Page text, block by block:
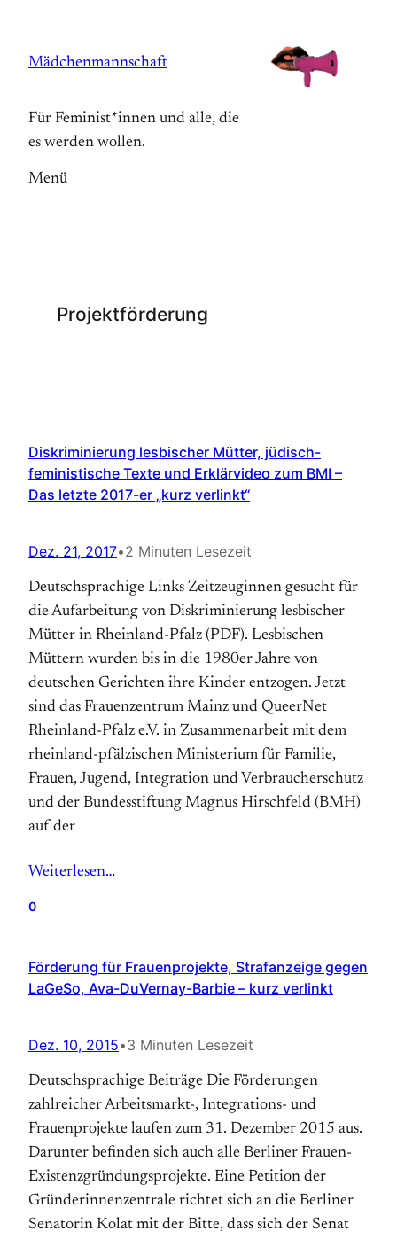
springen
Mädchenmannschaft
Für Feminist*innen und alle, die
es werden wollen.
Menü
Projektförderung
Diskriminierung lesbischer Mütter, jüdisch-
feministische Texte und Erklärvideo zum BMI –
Das letzte 2017-er „kurz verlinkt“
Dez. 21, 2017•2 Minuten Lesezeit
Deutschsprachige Links Zeit­zeuginnen gesucht für
die Aufarbeitung von Diskriminierung lesbischer
Mütter in Rheinland-Pfalz (PDF). Lesbischen
Müttern wurden bis in die 1980er Jahre von
deutschen Gerichten ihre Kinder entzogen. Jetzt
sind das Frauen­zentrum Mainz und QueerNet
Rheinland-Pfalz e.V. in Zusammen­arbeit mit dem
rheinland-pfälzischen Ministerium für Familie,
Frauen, Jugend, Integration und Verbraucher­schutz
und der Bundes­stiftung Magnus Hirschfeld (BMH)
auf der
Weiterlesen…
0
Förderung für Frauenprojekte, Strafanzeige gegen
LaGeSo, Ava-DuVernay-Barbie – kurz verlinkt
Dez. 10, 2015•3 Minuten Lesezeit
Deutschsprachige Beiträge Die Förderungen
zahlreicher Arbeitsmarkt-, Integrations- und
Frauenprojekte laufen zum 31. Dezember 2015 aus.
Darunter befinden sich auch alle Berliner Frauen-
Existenzgründungsprojekte. Eine Petition der
Gründerinnenzentrale richtet sich an die Berliner
Senatorin Kolat mit der Bitte, dass sich der Senat